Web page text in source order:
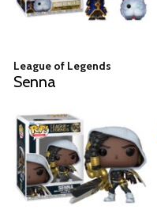
League of Legends
Senna